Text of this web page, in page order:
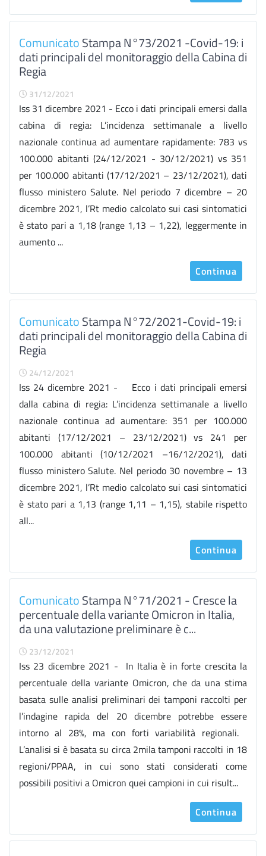
ComunicatoStampa N°73/2021 -Covid-19: i
dati principali del monitoraggio della Cabina di
Regia
31/12/2021
Iss 31 dicembre 2021 - Ecco i dati principali emersi dalla
cabina di regia: L’incidenza settimanale a livello
nazionale continua ad aumentare rapidamente: 783 vs
100.000 abitanti (24/12/2021 - 30/12/2021) vs 351
per 100.000 abitanti (17/12/2021 – 23/12/2021), dati
flusso ministero Salute. Nel periodo 7 dicembre – 20
dicembre 2021, l’Rt medio calcolato sui casi sintomatici
è stato pari a 1,18 (range 1,13 – 1,22), leggermente in
aumento ...
Continua
ComunicatoStampa N°72/2021-Covid-19: i
dati principali del monitoraggio della Cabina di
Regia
24/12/2021
Iss 24 dicembre 2021 - Ecco i dati principali emersi
dalla cabina di regia: L’incidenza settimanale a livello
nazionale continua ad aumentare: 351 per 100.000
abitanti (17/12/2021 – 23/12/2021) vs 241 per
100.000 abitanti (10/12/2021 –16/12/2021), dati
flusso ministero Salute. Nel periodo 30 novembre – 13
dicembre 2021, l’Rt medio calcolato sui casi sintomatici
è stato pari a 1,13 (range 1,11 – 1,15), stabile rispetto
all...
Continua
ComunicatoStampa N°71/2021 - Cresce la
percentuale della variante Omicron in Italia,
da una valutazione preliminare è c...
23/12/2021
Iss 23 dicembre 2021 - In Italia è in forte crescita la
percentuale della variante Omicron, che da una stima
basata sulle analisi preliminari dei tamponi raccolti per
l’indagine rapida del 20 dicembre potrebbe essere
intorno al 28%, ma con forti variabilità regionali.
L’analisi si è basata su circa 2mila tamponi raccolti in 18
regioni/PPAA, in cui sono stati considerati come
possibili positivi a Omicron quei campioni in cui risult...
Continua